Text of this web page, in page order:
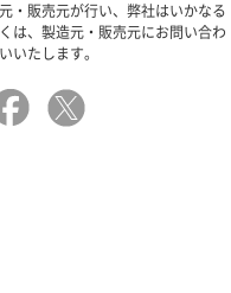
・販売元が行い、弊社はいかなる
は、製造元・販売元にお問い合わ
いたします。